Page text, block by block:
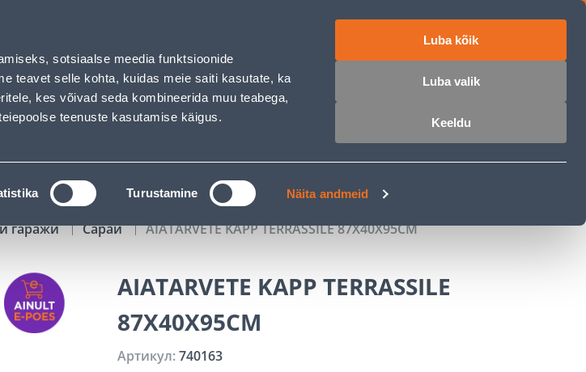
sotsiaalse meedia funktsioonide
teavet selle kohta, kuidas meie saiti kasutate, ka
kes võivad seda kombineerida muu teabega,
teenuste kasutamise käigus.
Turustamine Näita andmeid
Luba kõik
Luba valik
Keeldu
Услуги Предложения о работе
ПОИСК
ИНСТРУМЕНТОВ РАССРОЧКА
гаражи Сарай AIATARVETE KAPP TERRASSILE 87X40X95CM
AIATARVETE KAPP TERRASSILE
87X40X95CM
Артикул:740163